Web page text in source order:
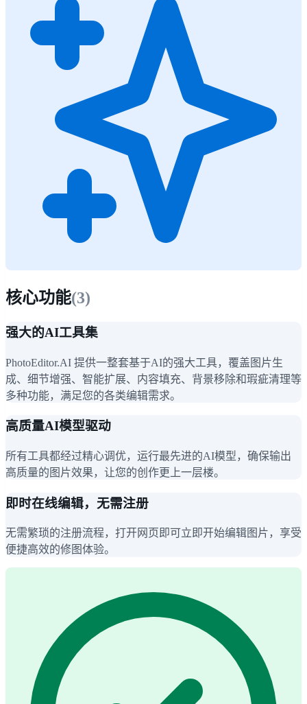
核心功能(3)
强大的AI工具集
PhotoEditor.AI 提供一整套基于AI的强大工具，覆盖图片生
成、细节增强、智能扩展、内容填充、背景移除和瑕疵清理等
多种功能，满足您的各类编辑需求。
高质量AI模型驱动
所有工具都经过精心调优，运行最先进的AI模型，确保输出
高质量的图片效果，让您的创作更上一层楼。
即时在线编辑，无需注册
无需繁琐的注册流程，打开网页即可立即开始编辑图片，享受
便捷高效的修图体验。